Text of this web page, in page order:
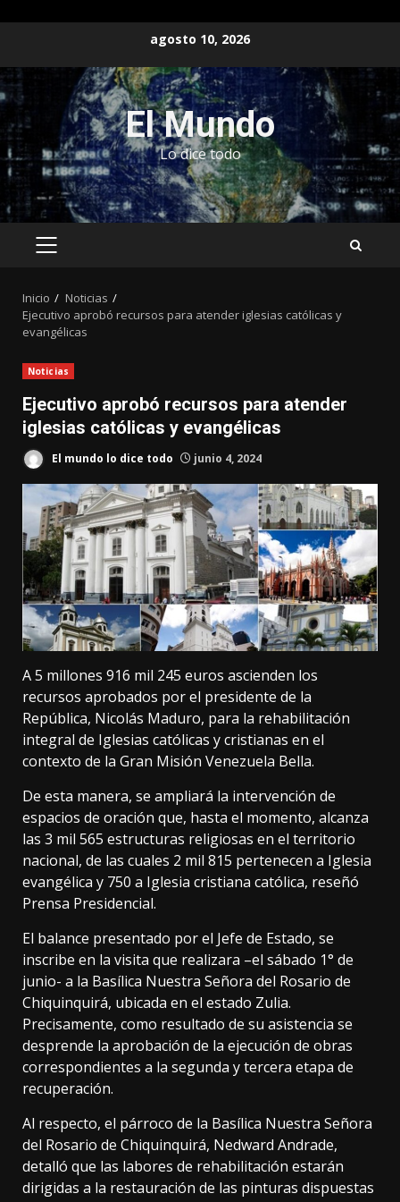
contenido
agosto 10, 2026
El Mundo
Lo dice todo
MENÚ
Inicio
Noticias
Ejecutivo aprobó recursos para atender iglesias católicas y
evangélicas
Noticias
Ejecutivo aprobó recursos para atender
iglesias católicas y evangélicas
El mundo lo dice todo junio 4, 2024
A 5 millones 916 mil 245 euros ascienden los
recursos aprobados por el presidente de la
República, Nicolás Maduro, para la rehabilitación
integral de Iglesias católicas y cristianas en el
contexto de la Gran Misión Venezuela Bella.
De esta manera, se ampliará la intervención de
espacios de oración que, hasta el momento, alcanza
las 3 mil 565 estructuras religiosas en el territorio
nacional, de las cuales 2 mil 815 pertenecen a Iglesia
evangélica y 750 a Iglesia cristiana católica, reseñó
Prensa Presidencial.
El balance presentado por el Jefe de Estado, se
inscribe en la visita que realizara –el sábado 1° de
junio- a la Basílica Nuestra Señora del Rosario de
Chiquinquirá, ubicada en el estado Zulia.
Precisamente, como resultado de su asistencia se
desprende la aprobación de la ejecución de obras
correspondientes a la segunda y tercera etapa de
recuperación.
Al respecto, el párroco de la Basílica Nuestra Señora
del Rosario de Chiquinquirá, Nedward Andrade,
detalló que las labores de rehabilitación estarán
dirigidas a la restauración de las pinturas dispuestas